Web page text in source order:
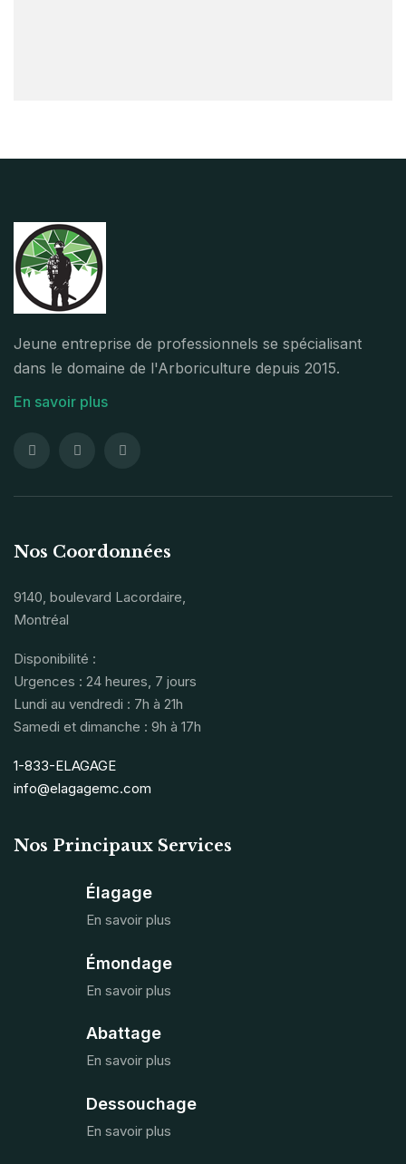
Jeune entreprise de professionnels se spécialisant
dans le domaine de l'Arboriculture depuis 2015.
En savoir plus
Nos Coordonnées
9140, boulevard Lacordaire,
Montréal
Disponibilité :
Urgences : 24 heures, 7 jours
Lundi au vendredi : 7h à 21h
Samedi et dimanche : 9h à 17h
1-833-ELAGAGE
info@elagagemc.com
Nos Principaux Services
Élagage
En savoir plus
Émondage
En savoir plus
Abattage
En savoir plus
Dessouchage
En savoir plus